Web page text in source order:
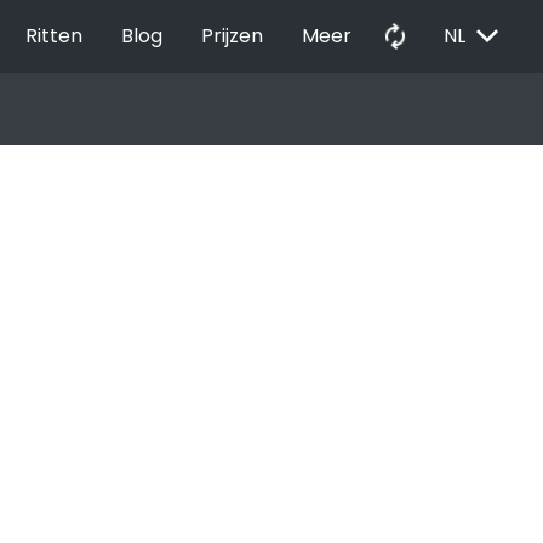
Ritten Blog Prijzen Meer autorenew NL EXPAND_MORE